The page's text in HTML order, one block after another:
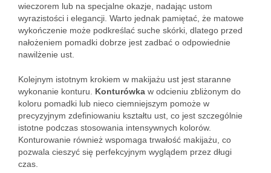
wieczorem lub na specjalne okazje, nadając ustom
wyrazistości i elegancji. Warto jednak pamiętać, że matowe
wykończenie może podkreślać suche skórki, dlatego przed
nałożeniem pomadki dobrze jest zadbać o odpowiednie
nawilżenie ust.
Kolejnym istotnym krokiem w makijażu ust jest staranne
wykonanie konturu. Konturówka w odcieniu zbliżonym do
koloru pomadki lub nieco ciemniejszym pomoże w
precyzyjnym zdefiniowaniu kształtu ust, co jest szczególnie
istotne podczas stosowania intensywnych kolorów.
Konturowanie również wspomaga trwałość makijażu, co
pozwala cieszyć się perfekcyjnym wyglądem przez długi
czas.